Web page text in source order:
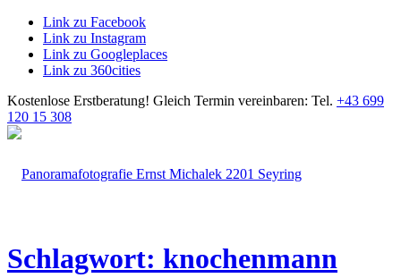
Link zu Facebook
Link zu Instagram
Link zu Googleplaces
Link zu 360cities
Kostenlose Erstberatung! Gleich Termin vereinbaren: Tel. +43 699
120 15 308
Schlagwort: knochenmann